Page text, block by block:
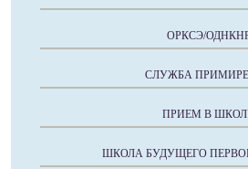
ОРКСЭ/
СЛУЖБА
ПРИЕМ В
ШКОЛА БУДУЩЕГО